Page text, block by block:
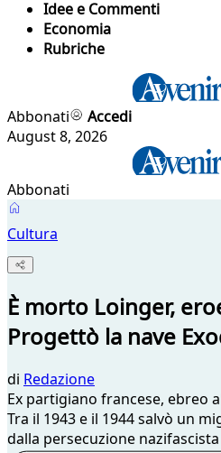
Idee e Commenti
Economia
Rubriche
Abbonati
Accedi
August 8, 2026
Abbonati
Cultura
È morto Loinger,
Progettò la nave
di Redazione
Ex partigiano francese, ebreo
Tra il 1943 e il 1944 salvò un
dalla persecuzione nazifascista